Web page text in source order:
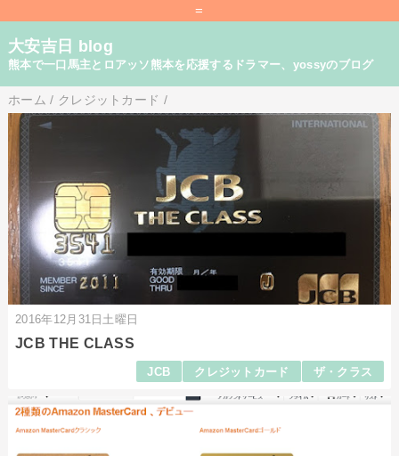
=
大安吉日 blog
熊本で一口馬主とロアッソ熊本を応援するドラマー、yossyのブログ
ホーム / クレジットカード /
2016年12月31日土曜日
JCB THE CLASS
JCB クレジットカード ザ・クラス